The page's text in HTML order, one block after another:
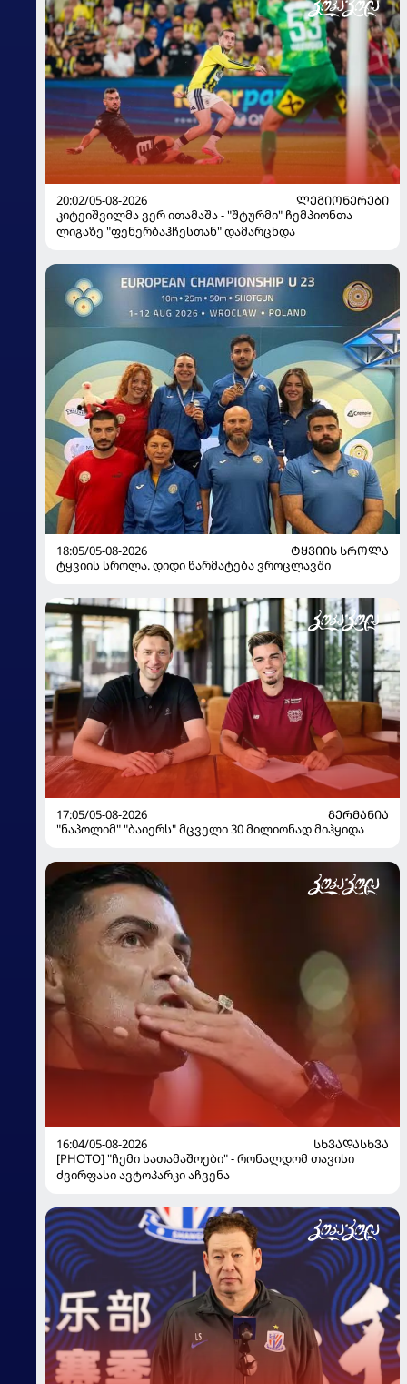
20:02/05-08-2026
ᲚᲔᲒᲘᲝᲜᲔᲠᲔᲑᲘ
კიტეიშვილმა ვერ ითამაშა - "შტურმი" ჩემპიონთა
ლიგაზე "ფენერბაჰჩესთან" დამარცხდა
18:05/05-08-2026
ᲢᲧᲕᲘᲘᲡ ᲡᲠᲝᲚᲐ
ტყვიის სროლა. დიდი წარმატება ვროცლავში
17:05/05-08-2026
ᲒᲔᲠᲛᲐᲜᲘᲐ
"ნაპოლიმ" "ბაიერს" მცველი 30 მილიონად მიჰყიდა
16:04/05-08-2026
ᲡᲮᲕᲐᲓᲐᲡᲮᲕᲐ
[PHOTO] "ჩემი სათამაშოები" - რონალდომ თავისი
ძვირფასი ავტოპარკი აჩვენა